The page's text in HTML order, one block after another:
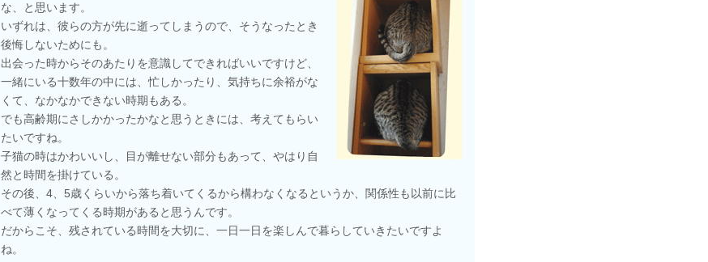
な、と思います。
いずれは、彼らの方が先に逝ってしまうので、そうなったとき
後悔しないためにも。
出会った時からそのあたりを意識してできればいいですけど、
一緒にいる十数年の中には、忙しかったり、気持ちに余裕がな
くて、なかなかできない時期もある。
でも高齢期にさしかかったかなと思うときには、考えてもらい
たいですね。
子猫の時はかわいいし、目が離せない部分もあって、やはり自
然と時間を掛けている。
その後、4、5歳くらいから落ち着いてくるから構わなくなるというか、関係性も以前に比
べて薄くなってくる時期があると思うんです。
だからこそ、残されている時間を大切に、一日一日を楽しんで暮らしていきたいですよ
ね。